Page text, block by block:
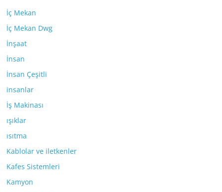
İç Mekan
İç Mekan Dwg
İnşaat
İnsan
İnsan Çeşitli
insanlar
İş Makinası
ışıklar
ısıtma
Kablolar ve iletkenler
Kafes Sistemleri
Kamyon